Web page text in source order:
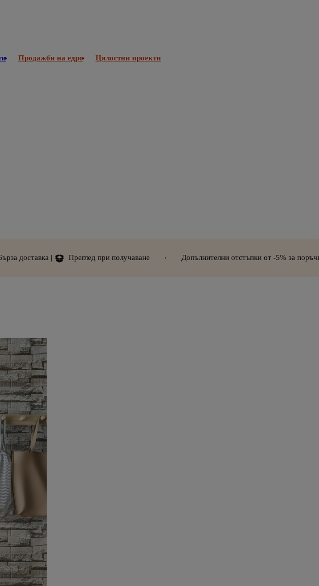
Продажби на едро Цялостни проекти
Преглед при получаване Допълнителни отстъпки от -5% за поръчки над 300€